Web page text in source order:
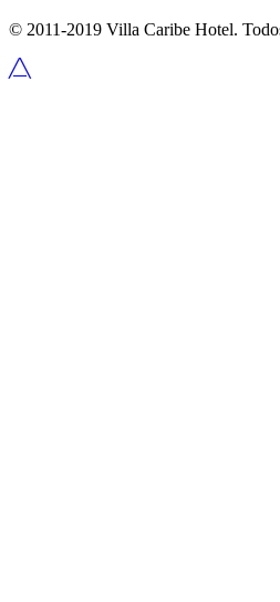
© 2011-2019 Villa Caribe Hotel.
╱╲